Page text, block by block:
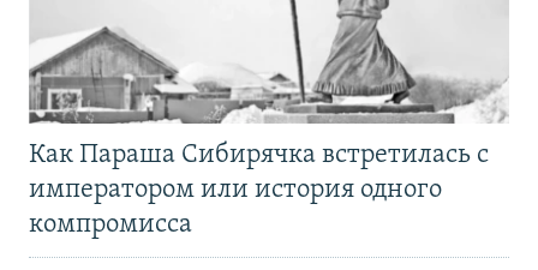
Как Параша Сибирячка встретилась с
императором или история одного
компромисса